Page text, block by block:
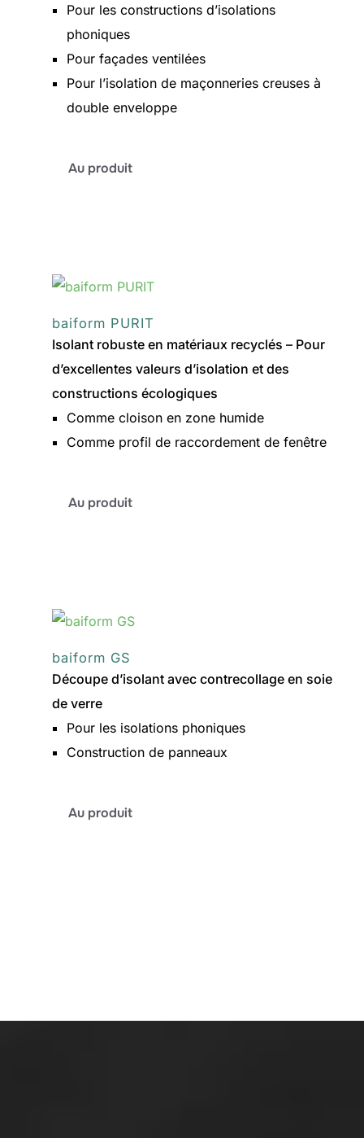
Pour les constructions d’isolations
phoniques
Pour façades ventilées
Pour l’isolation de maçonneries creuses à
double enveloppe
Au produit:
baiform PURIT
Isolant robuste en matériaux recyclés – Pour
d’excellentes valeurs d’isolation et des
constructions écologiques
Comme cloison en zone humide
Comme profil de raccordement de fenêtre
Au produit:
baiform GS
Découpe d’isolant avec contrecollage en soie
de verre
Pour les isolations phoniques
Construction de panneaux
Au produit: